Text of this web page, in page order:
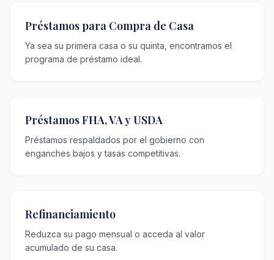
Préstamos para Compra de Casa
Ya sea su primera casa o su quinta, encontramos el
programa de préstamo ideal.
Préstamos FHA, VA y USDA
Préstamos respaldados por el gobierno con
enganches bajos y tasas competitivas.
Refinanciamiento
Reduzca su pago mensual o acceda al valor
acumulado de su casa.